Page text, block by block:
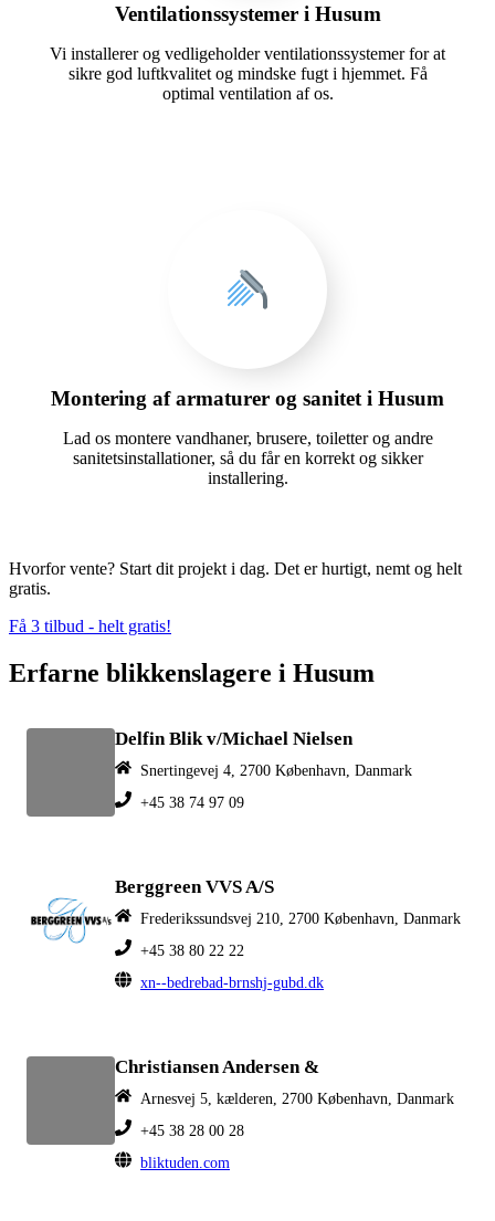
Ventilationssystemer i Husum
Vi installerer og vedligeholder ventilationssystemer for at
sikre god luftkvalitet og mindske fugt i hjemmet. Få
optimal ventilation af os.
Montering af armaturer og sanitet i Husum
Lad os montere vandhaner, brusere, toiletter og andre
sanitetsinstallationer, så du får en korrekt og sikker
installering.
Hvorfor vente? Start dit projekt i dag. Det er hurtigt, nemt og helt
gratis.
Få 3 tilbud - helt gratis!
Erfarne blikkenslagere i Husum
Delfin Blik v/Michael Nielsen
Snertingevej 4, 2700 København, Danmark
+45 38 74 97 09
Berggreen VVS A/S
Frederikssundsvej 210, 2700 København, Danmark
+45 38 80 22 22
xn--bedrebad-brnshj-gubd.dk
Christiansen Andersen &
Arnesvej 5, kælderen, 2700 København, Danmark
+45 38 28 00 28
bliktuden.com